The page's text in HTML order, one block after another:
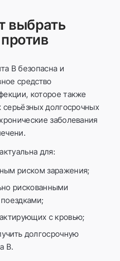
выбрать
B безопасна и
средство
которое также
серьёзных долгосрочных
заболевания
для:
риском заражения;
рискованными
с кровью;
долгосрочную
B.